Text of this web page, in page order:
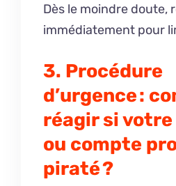
Dès le moindre doute,
immédiatement pour
3. Procédure
d’urgence :
réagir si
ou compte
piraté ?